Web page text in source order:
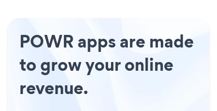
POWR apps are made
to grow your online
revenue.